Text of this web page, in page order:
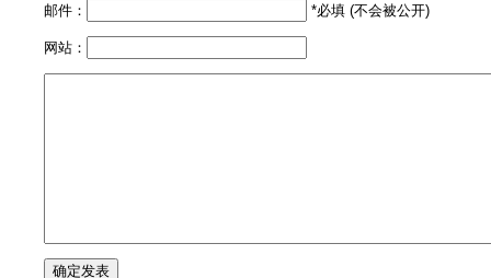
邮件： *必填 (不会被公开)
网站：